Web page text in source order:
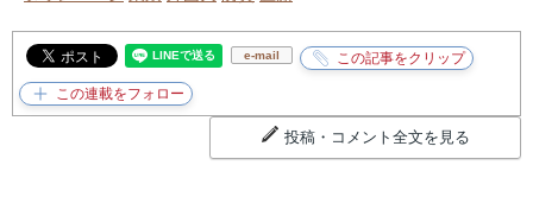
e-mail
投稿・コメント全文を見る